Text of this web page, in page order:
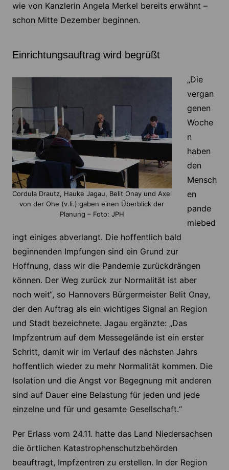
wie von Kanzlerin Angela Merkel bereits erwähnt –
schon Mitte Dezember beginnen.
Einrichtungsauftrag wird begrüßt
Cordula Drautz, Hauke Jagau, Belit Onay und Axel
von der Ohe (v.li.) gaben einen Überblick der
Planung – Foto: JPH
„Die
vergan
genen
Woche
n
haben
den
Mensch
en
pande
miebed
ingt einiges abverlangt. Die hoffentlich bald
beginnenden Impfungen sind ein Grund zur
Hoffnung, dass wir die Pandemie zurückdrängen
können. Der Weg zurück zur Normalität ist aber
noch weit“, so Hannovers Bürgermeister Belit Onay,
der den Auftrag als ein wichtiges Signal an Region
und Stadt bezeichnete. Jagau ergänzte: „Das
Impfzentrum auf dem Messegelände ist ein erster
Schritt, damit wir im Verlauf des nächsten Jahrs
hoffentlich wieder zu mehr Normalität kommen. Die
Isolation und die Angst vor Begegnung mit anderen
sind auf Dauer eine Belastung für jeden und jede
einzelne und für und gesamte Gesellschaft.“
Per Erlass vom 24.11. hatte das Land Niedersachsen
die örtlichen Katastrophenschutzbehörden
beauftragt, Impfzentren zu erstellen. In der Region